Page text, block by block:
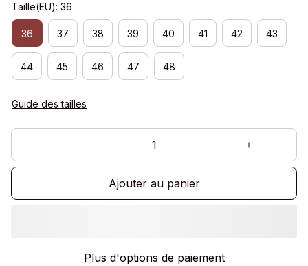
Taille(EU): 36
36 37 38 39 40 41 42 43
44 45 46 47 48
Guide des tailles
Ajouter au panier
Plus d'options de paiement